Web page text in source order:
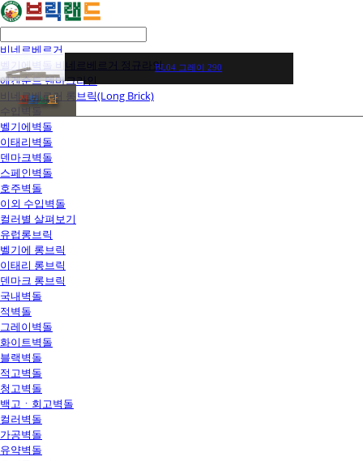
비네르베르거
벨기에벽돌 비네르베르거 정규라인
에겐순드 덴마크라인
비네르베르거 롱브릭(Long Brick)
수입벽돌
벨기에벽돌
이태리벽돌
덴마크벽돌
스페인벽돌
호주벽돌
이외 수입벽돌
컬러별 살펴보기
유럽롱브릭
벨기에 롱브릭
이태리 롱브릭
덴마크 롱브릭
국내벽돌
적벽돌
그레이벽돌
화이트벽돌
블랙벽돌
적고벽돌
청고벽돌
백고ㆍ회고벽돌
컬러벽돌
가공벽돌
유약벽돌
BL04 그레이 290
전화상담